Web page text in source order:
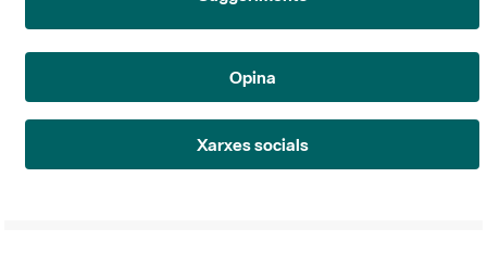
Opina
Xarxes socials